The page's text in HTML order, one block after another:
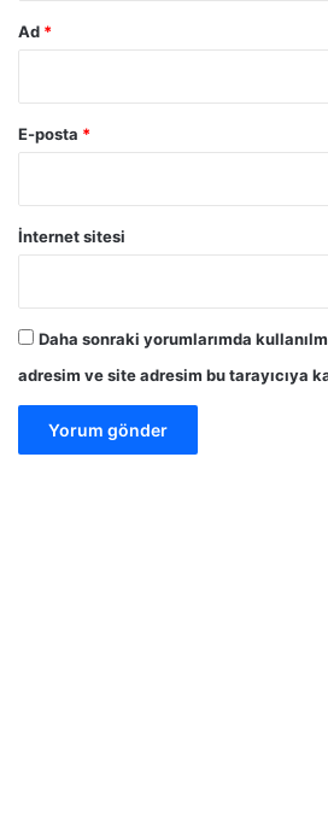
Ad *
E-posta *
İnternet sitesi
Daha sonraki yorumlarımda
adresim ve site adresim bu tarayıcıya